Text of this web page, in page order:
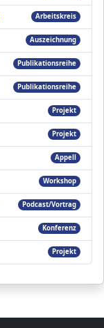
Arbeitskreis
Auszeichnung
Publikationsreihe
Publikationsreihe
Projekt
Projekt
Appell
Workshop
Podcast/Vortrag
Konferenz
Projekt